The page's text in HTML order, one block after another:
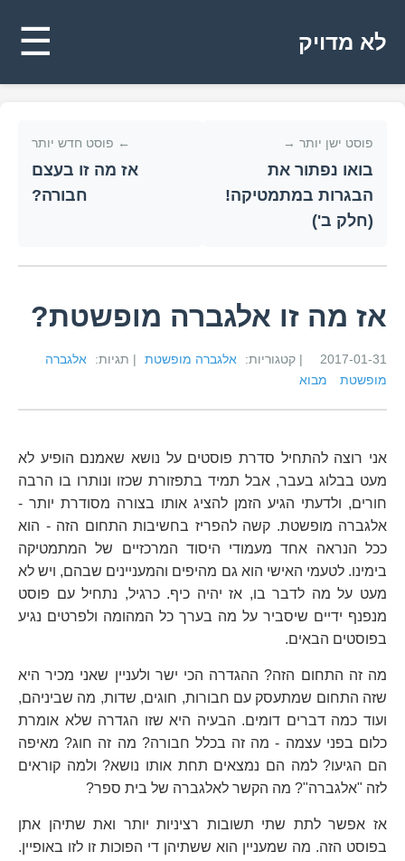
לא מדויק ☰
פוסט ישן יותר →
בואו נפתור את
הבגרות במתמטיקה!
(חלק ב')
← פוסט חדש יותר
אז מה זו בעצם
חבורה?
אז מה זו אלגברה מופשטת?
2017-01-31 | קטגוריות: אלגברה מופשטת | תגיות:
אלגברה
מופשטת
מבוא
אני רוצה להתחיל סדרת פוסטים על נושא שאמנם הופיע לא
מעט בבלוג בעבר, אבל תמיד בתפזורת שכזו ונותרו בו הרבה
חורים, ולדעתי הגיע הזמן להציג אותו בצורה מסודרת יותר -
אלגברה מופשטת. קשה להפריז בחשיבות התחום הזה - הוא
ככל הנראה אחד מעמודי היסוד המרכזיים של המתמטיקה
בימינו. לטעמי האישי הוא גם מהיפים והמעניינים שבהם, ויש לא
מעט על מה לדבר בו, אז יהיה כיף. כרגיל, נתחיל עם פוסט
מנפנף ידיים שיסביר על מה בערך כל המהומה ולפרטים נגיע
בפוסטים הבאים.
מה זה התחום הזה? ההגדרה הכי ישר ולעניין שאני מכיר היא
שזה התחום שמתעסק עם חבורות, חוגים, שדות, מה שביניהם,
ועוד כמה דברים דומים. הבעיה היא שזו הגדרה שלא אומרת
כלום בפני עצמה - מה זה בכלל חבורה? מה זה חוג? מאיפה
הם הגיעו? למה הם נמצאים תחת אותו נושא? ולמה קוראים
לזה "אלגברה"? מה הקשר לאלגברה של בית ספר?
אז אפשר לתת שתי תשובות רציניות יותר ואת שתיהן אתן
בפוסט הזה. מה שמעניין הוא ששתיהן די הפוכות זו לזו באופיין.